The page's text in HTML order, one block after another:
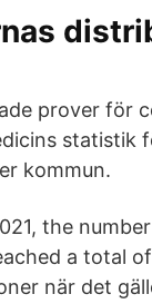
prover för
statistik
kommun.
the
a total
när det